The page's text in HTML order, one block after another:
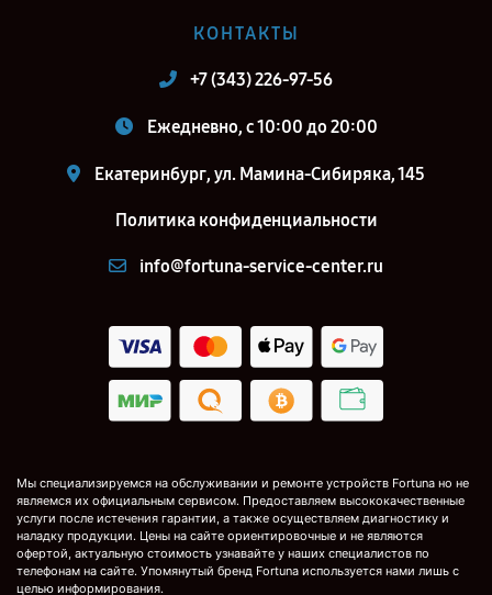
КОНТАКТЫ
+7 (343) 226-97-56
Ежедневно, с 10:00 до 20:00
Екатеринбург, ул. Мамина-Сибиряка, 145
Политика конфиденциальности
info@fortuna-service-center.ru
Мы специализируемся на обслуживании и ремонте устройств Fortuna но не
являемся их официальным сервисом. Предоставляем высококачественные
услуги после истечения гарантии, а также осуществляем диагностику и
наладку продукции. Цены на сайте ориентировочные и не являются
офертой, актуальную стоимость узнавайте у наших специалистов по
телефонам на сайте. Упомянутый бренд Fortuna используется нами лишь с
целью информирования.